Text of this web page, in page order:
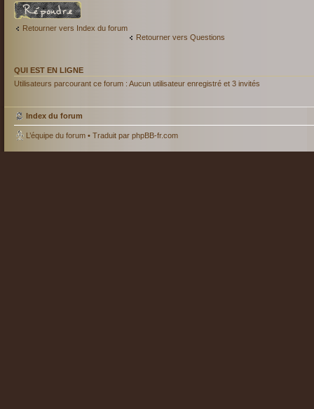
Répondre
Retourner vers Index du forum
Retourner vers Questions
QUI EST EN LIGNE
Utilisateurs parcourant ce forum : Aucun utilisateur enregistré et 3 invités
Index du forum
L’équipe du forum • Traduit par phpBB-fr.com